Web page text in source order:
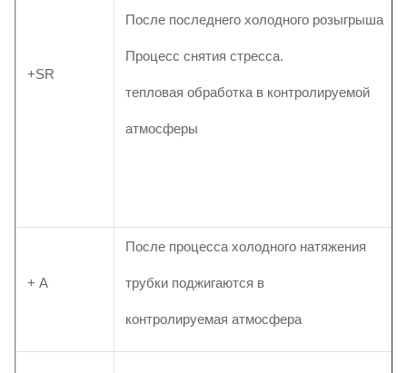
+SR
После последнего холодного розыгрыша
Процесс снятия стресса.
тепловая обработка в контролируемой
атмосферы
+ А
После процесса холодного натяжения
трубки поджигаются в
контролируемая атмосфера